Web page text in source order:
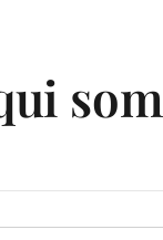
som